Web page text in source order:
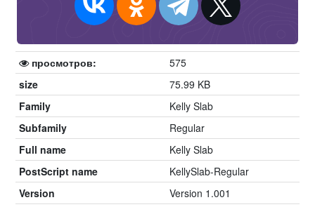
просмотров:
575
size
75.99 KB
Family
Kelly Slab
Subfamily
Regular
Full name
Kelly Slab
PostScript name
KellySlab-Regular
Version
Version 1.001